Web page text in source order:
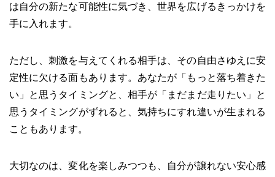
は自分の新たな可能性に気づき、世界を広げるきっかけを
手に入れます。
ただし、刺激を与えてくれる相手は、その自由さゆえに安
定性に欠ける面もあります。あなたが「もっと落ち着きた
い」と思うタイミングと、相手が「まだまだ走りたい」と
思うタイミングがずれると、気持ちにすれ違いが生まれる
こともあります。
大切なのは、変化を楽しみつつも、自分が譲れない安心感